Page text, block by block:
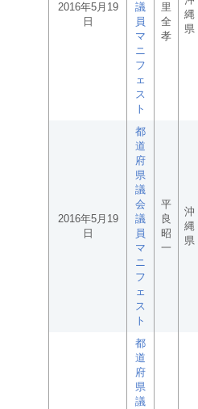
2016年5月19
日
議
員
マ
ニ
フ
ェ
ス
ト
里
全
孝
縄
県
2016年5月19
日
都
道
府
県
議
会
議
員
マ
ニ
フ
ェ
ス
ト
平
良
昭
一
沖
縄
県
都
道
府
県
議